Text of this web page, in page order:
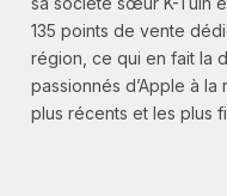
135 points de vente
région, ce qui en fait la
passionnés d’Apple à
plus récents et les plus